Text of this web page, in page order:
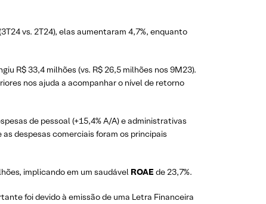
vs. 2T24), elas aumentaram 4,7%, enquanto
R$ 33,4 milhões (vs. R$ 26,5 milhões nos 9M23).
nos ajuda a acompanhar o nível de retorno
de pessoal (+15,4% A/A) e administrativas
despesas comerciais foram os principais
implicando em um saudável ROAE de 23,7%.
foi devido à emissão de uma Letra Financeira